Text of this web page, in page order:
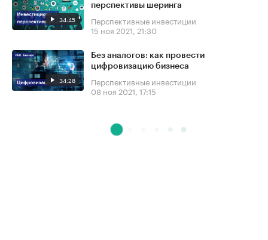
34:45
перспективы шеринга
Перспективные инвестиции
15 ноя 2021, 21:30
34:28
Без аналогов: как провести
цифровизацию бизнеса
Перспективные инвестиции
08 ноя 2021, 17:15